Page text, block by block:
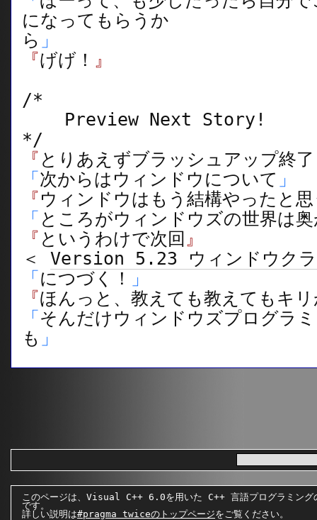
になってもらうか
ら 」
『げげ！ 』
/*
Preview Next Story!
*/
『 とりあえずブラッシュアップ終
「次からはウィンドウについて 」
『ウィンドウはもう結構やったと
「 ところがウィンドウズの世界は
『 というわけで次回 』
＜ Version 5.23 ウィンドウク
「につづく！
」
『ほんっと、教えても教えてもキ
「そんだけウィンドウズプログラ
も 」
このページは、Visual C++ 6.0を用いた C++ 言語プログラミング
です。
詳しい説明は#pragma twiceのトップページをご覧ください。